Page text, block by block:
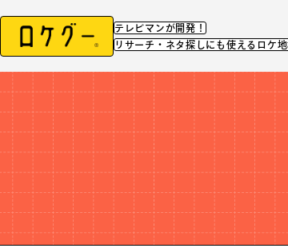
テレビマンが開発！
リサーチ・ネタ探しにも使えるロケ